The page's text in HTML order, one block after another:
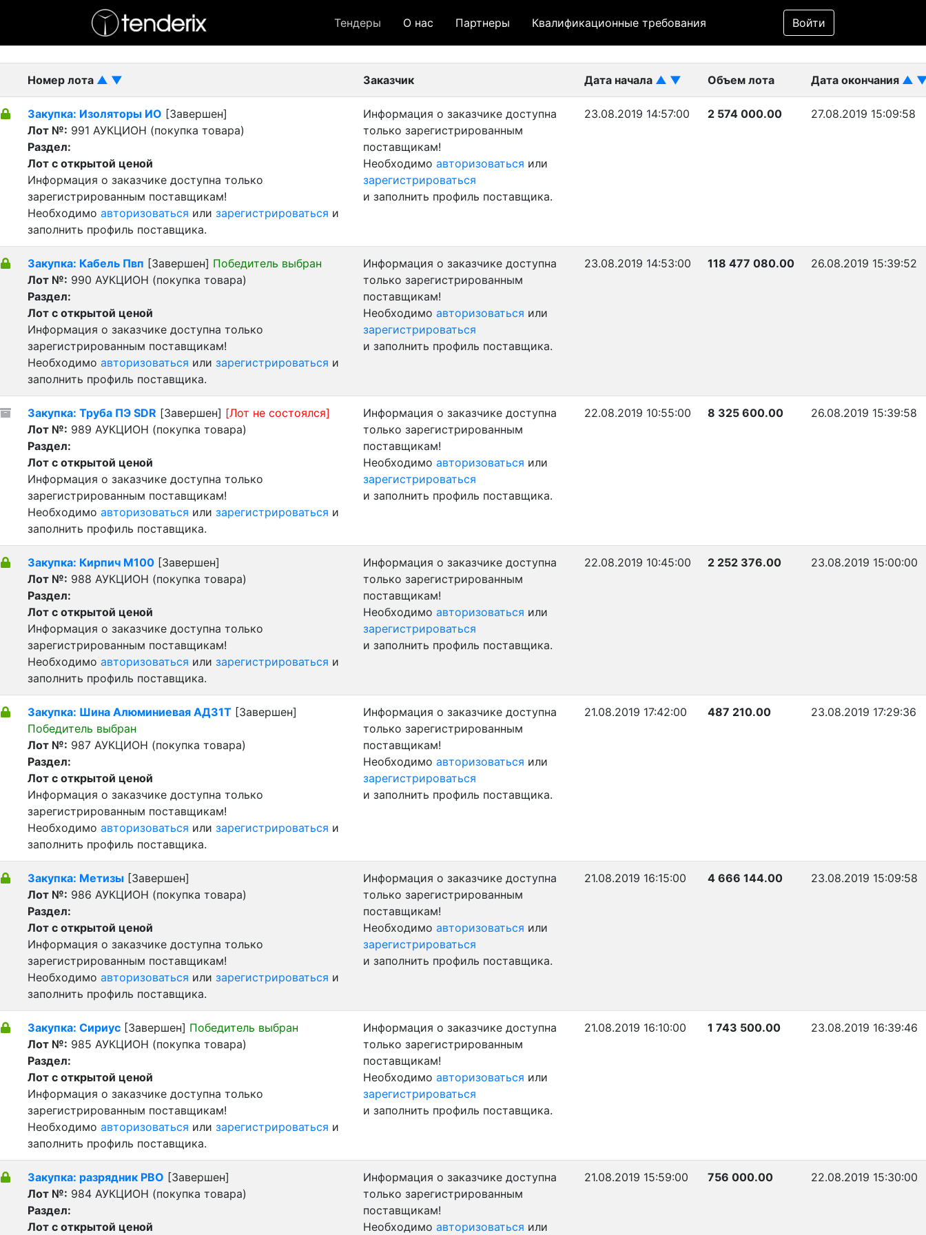
Тендеры О нас Партнеры Квалификационные требования Войти
Фильтр
- Завершенный лот
Номер лота ▲ ▼ Заказчик Дата начала ▲ ▼ Объем лота Дата окончания ▲
Закупка: Изоляторы ИО [Завершен]
Лот №: 991 АУКЦИОН (покупка товара)
Раздел:
Лот с открытой ценой
Информация о заказчике доступна только
зарегистрированным поставщикам!
Необходимо авторизоваться или зарегистрироваться и
заполнить профиль поставщика.
Информация о заказчике доступна
только зарегистрированным
поставщикам!
Необходимо авторизоваться или
зарегистрироваться
и заполнить профиль поставщика.
23.08.2019 14:57:00 2 574 000.00 27.08.2019 15:09:58
Закупка: Кабель Пвп [Завершен] Победитель выбран
Лот №: 990 АУКЦИОН (покупка товара)
Раздел:
Лот с открытой ценой
Информация о заказчике доступна только
зарегистрированным поставщикам!
Необходимо авторизоваться или зарегистрироваться и
заполнить профиль поставщика.
Информация о заказчике доступна
только зарегистрированным
поставщикам!
Необходимо авторизоваться или
зарегистрироваться
и заполнить профиль поставщика.
23.08.2019 14:53:00 118 477 080.00 26.08.2019 15:39:52
Закупка: Труба ПЭ SDR [Завершен] [Лот не состоялся]
Лот №: 989 АУКЦИОН (покупка товара)
Раздел:
Лот с открытой ценой
Информация о заказчике доступна только
зарегистрированным поставщикам!
Необходимо авторизоваться или зарегистрироваться и
заполнить профиль поставщика.
Информация о заказчике доступна
только зарегистрированным
поставщикам!
Необходимо авторизоваться или
зарегистрироваться
и заполнить профиль поставщика.
22.08.2019 10:55:00 8 325 600.00 26.08.2019 15:39:58
Закупка: Кирпич М100 [Завершен]
Лот №: 988 АУКЦИОН (покупка товара)
Раздел:
Лот с открытой ценой
Информация о заказчике доступна только
зарегистрированным поставщикам!
Необходимо авторизоваться или зарегистрироваться и
заполнить профиль поставщика.
Информация о заказчике доступна
только зарегистрированным
поставщикам!
Необходимо авторизоваться или
зарегистрироваться
и заполнить профиль поставщика.
22.08.2019 10:45:00 2 252 376.00 23.08.2019 15:00:00
Закупка: Шина Алюминиевая АД31Т [Завершен]
Победитель выбран
Лот №: 987 АУКЦИОН (покупка товара)
Раздел:
Лот с открытой ценой
Информация о заказчике доступна только
зарегистрированным поставщикам!
Необходимо авторизоваться или зарегистрироваться и
заполнить профиль поставщика.
Информация о заказчике доступна
только зарегистрированным
поставщикам!
Необходимо авторизоваться или
зарегистрироваться
и заполнить профиль поставщика.
21.08.2019 17:42:00 487 210.00 23.08.2019 17:29:36
Закупка: Метизы [Завершен]
Лот №: 986 АУКЦИОН (покупка товара)
Раздел:
Лот с открытой ценой
Информация о заказчике доступна только
зарегистрированным поставщикам!
Необходимо авторизоваться или зарегистрироваться и
заполнить профиль поставщика.
Информация о заказчике доступна
только зарегистрированным
поставщикам!
Необходимо авторизоваться или
зарегистрироваться
и заполнить профиль поставщика.
21.08.2019 16:15:00 4 666 144.00 23.08.2019 15:09:58
Закупка: Сириус [Завершен] Победитель выбран
Лот №: 985 АУКЦИОН (покупка товара)
Раздел:
Лот с открытой ценой
Информация о заказчике доступна только
зарегистрированным поставщикам!
Необходимо авторизоваться или зарегистрироваться и
заполнить профиль поставщика.
Информация о заказчике доступна
только зарегистрированным
поставщикам!
Необходимо авторизоваться или
зарегистрироваться
и заполнить профиль поставщика.
21.08.2019 16:10:00 1 743 500.00 23.08.2019 16:39:46
Закупка: разрядник РВО [Завершен]
Лот №: 984 АУКЦИОН (покупка товара)
Раздел:
Лот с открытой ценой
Информация о заказчике доступна
только зарегистрированным
поставщикам!
Необходимо авторизоваться или
21.08.2019 15:59:00 756 000.00 22.08.2019 15:30:00